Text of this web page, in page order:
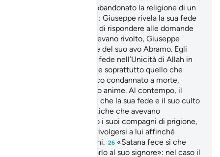
«ho abbandonato la religione di un
popolo che non crede»: Giuseppe rivela la sua fede
Prima di rispondere alle domande
che i due giovani gli avevano rivolto, Giuseppe
insegna loro la religione del suo avo Abramo. Egli
cerca di convertirli alla fede nell’Unicità di Allah in
maniera che entrambi, e soprattutto quello che
sarebbe stato di lì a poco condannato a morte,
potessero salvare le loro anime. Al contempo, il
Corano rende evidente che la sua fede e il suo culto
erano quelle caratteristiche che avevano
favorevolmente colpito i suoi compagni di prigione,
al punto da spingerli a rivolgersi a lui affinché
interpretasse i loro sogni. 26 «Satana fece sì che
dimenticasse di ricordarlo al suo signore»: nel caso il